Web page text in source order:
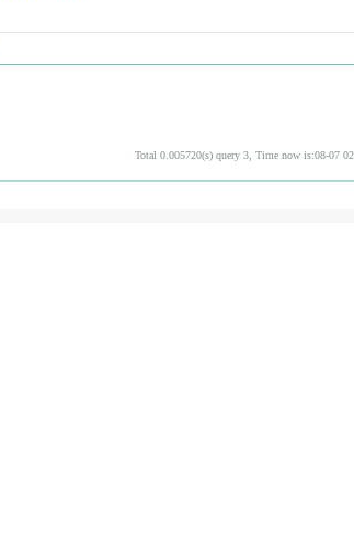
Total 0.005720(s) query 3, Time now is:08-07